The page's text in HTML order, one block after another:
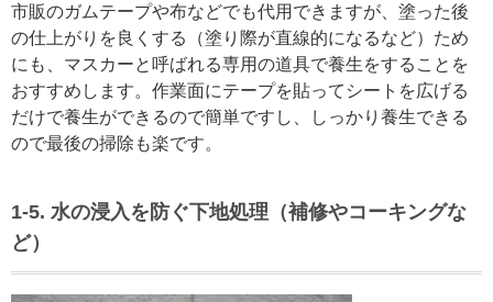
市販のガムテープや布などでも代用できますが、塗った後
の仕上がりを良くする（塗り際が直線的になるなど）ため
にも、マスカーと呼ばれる専用の道具で養生をすることを
おすすめします。作業面にテープを貼ってシートを広げる
だけで養生ができるので簡単ですし、しっかり養生できる
ので最後の掃除も楽です。
1-5. 水の浸入を防ぐ下地処理（補修やコーキングな
ど）